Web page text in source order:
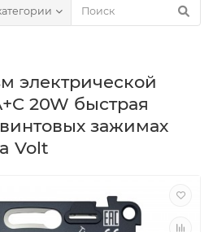
электрической
20W быстрая
зажимах
Volt